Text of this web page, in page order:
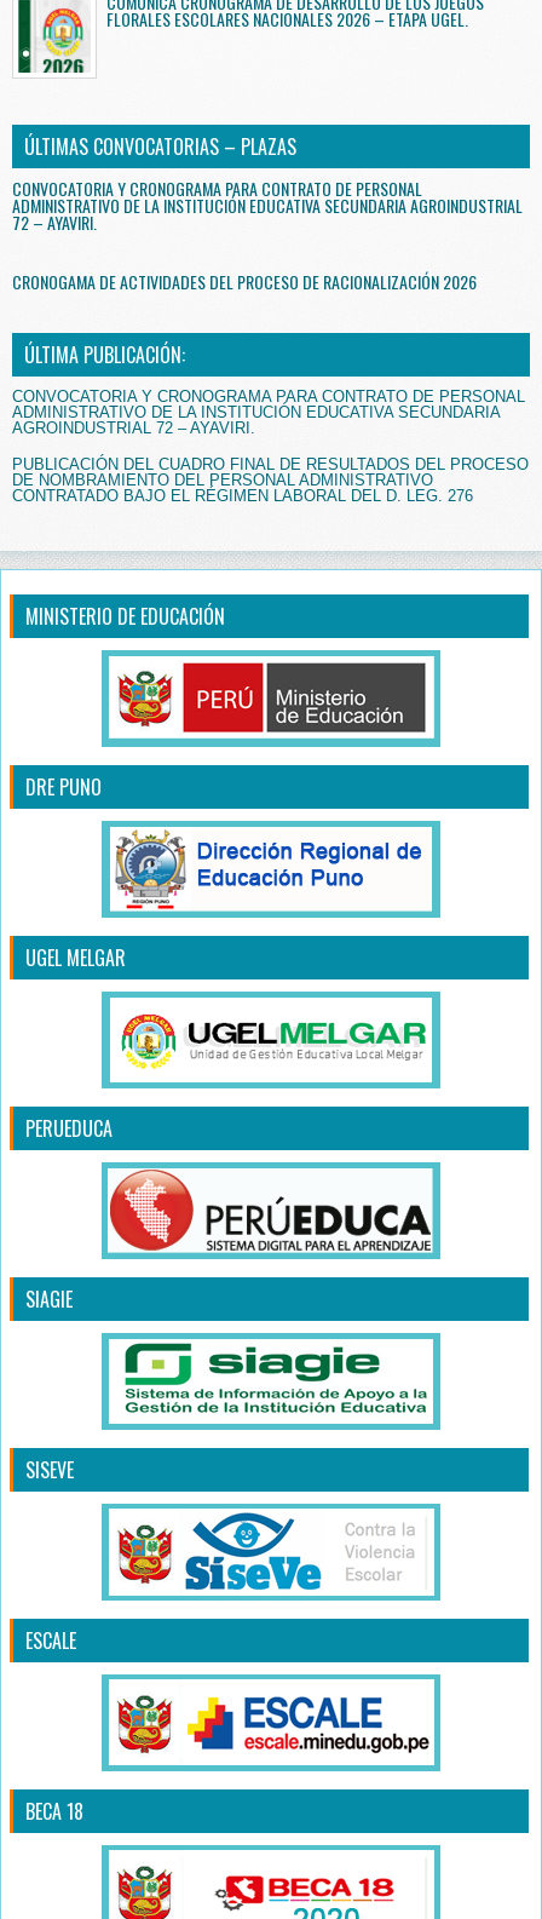
FLORALES ESCOLARES NACIONALES 2026 – ETAPA UGEL.
ÚLTIMAS CONVOCATORIAS – PLAZAS
CONVOCATORIA Y CRONOGRAMA PARA CONTRATO DE PERSONAL
ADMINISTRATIVO DE LA INSTITUCIÓN EDUCATIVA SECUNDARIA AGROINDUSTRIAL
72 – AYAVIRI.
CRONOGAMA DE ACTIVIDADES DEL PROCESO DE RACIONALIZACIÓN 2026
ÚLTIMA PUBLICACIÓN:
CONVOCATORIA Y CRONOGRAMA PARA CONTRATO DE PERSONAL
ADMINISTRATIVO DE LA INSTITUCIÓN EDUCATIVA SECUNDARIA
AGROINDUSTRIAL 72 – AYAVIRI.
PUBLICACIÓN DEL CUADRO FINAL DE RESULTADOS DEL PROCESO
DE NOMBRAMIENTO DEL PERSONAL ADMINISTRATIVO
CONTRATADO BAJO EL RÉGIMEN LABORAL DEL D. LEG. 276
MINISTERIO DE EDUCACIÓN
DRE PUNO
UGEL MELGAR
PERUEDUCA
SIAGIE
SISEVE
ESCALE
BECA 18